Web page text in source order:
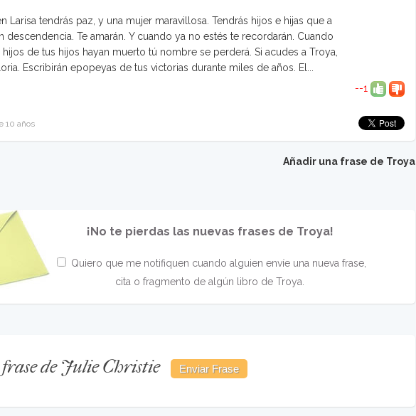
Larisa tendrás paz, y una mujer maravillosa. Tendrás hijos e hijas que a
descendencia. Te amarán. Y cuando ya no estés te recordarán. Cuando
de tus hijos hayan muerto tú nombre se perderá. Si acudes a Troya,
Escribirán epopeyas de tus victorias durante miles de años. El...
--1
10 años
Añadir una frase de Troya
¡No te pierdas las nuevas frases de Troya!
Quiero que me notifiquen cuando alguien envíe una nueva frase,
cita o fragmento de algún libro de Troya.
de Julie Christie